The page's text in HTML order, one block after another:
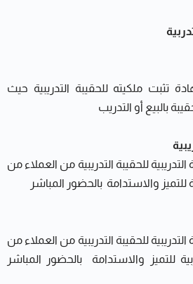
ملكيته للحقيبة التدريبية حيث
بالبيع أو التدريب
للحقيبة التدريبية من العملاء من
والاستدامة بالحضور المباشر
للحقيبة التدريبية من العملاء من
للتميز والاستدامة بالحضور المباشر